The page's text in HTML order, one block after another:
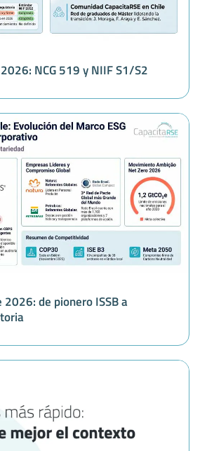
NCG 519 y NIIF S1/S2
de pionero ISSB a